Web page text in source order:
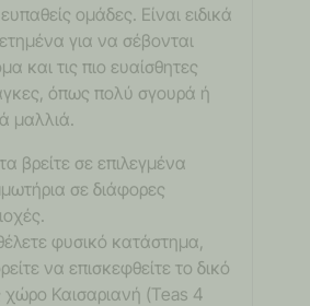
ομάδες. Είναι ειδικά
για να σέβονται
και τις πιο ευαίσθητες
όπως πολύ σγουρά ή
μαλλιά.
βρείτε σε επιλεγμένα
σε διάφορες
φυσικό κατάστημα,
να επισκεφθείτε το δικό
χώρο Καισαριανή (Teas 4